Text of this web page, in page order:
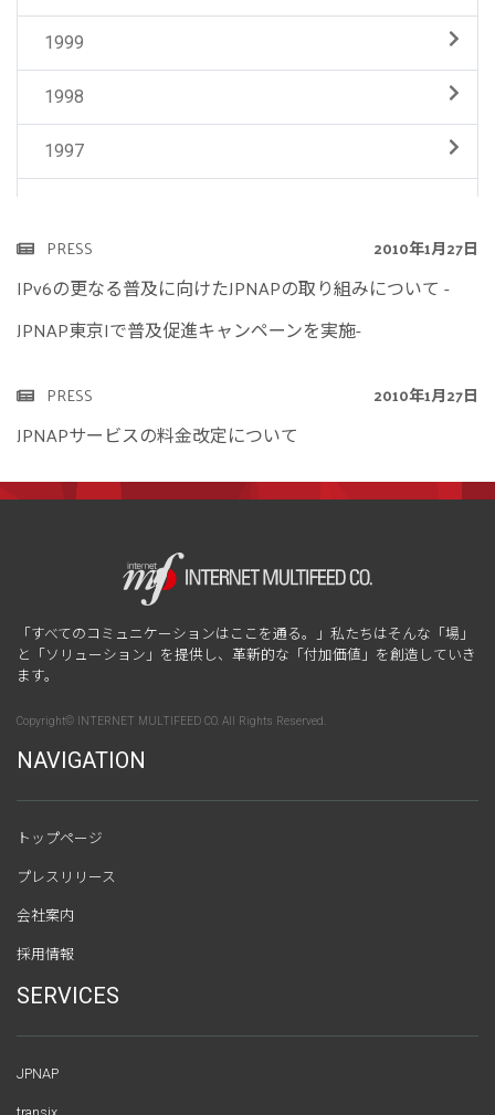
1999
1998
1997
PRESS 2010年1月27日
IPv6の更なる普及に向けたJPNAPの取り組みについて -
JPNAP東京Iで普及促進キャンペーンを実施-
PRESS 2010年1月27日
JPNAPサービスの料金改定について
「すべてのコミュニケーションはここを通る。」私たちはそんな「場」
と「ソリューション」を提供し、革新的な「付加価値」を創造していき
ます。
Copyright© INTERNET MULTIFEED CO. All Rights Reserved.
NAVIGATION
トップページ
プレスリリース
会社案内
採用情報
SERVICES
JPNAP